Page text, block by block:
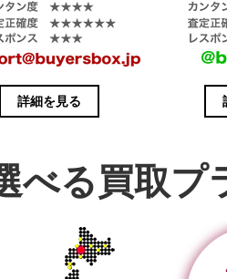
詳細を見る
べる買取プ